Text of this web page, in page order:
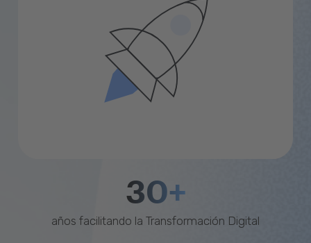
30+
años facilitando la Transformación Digital